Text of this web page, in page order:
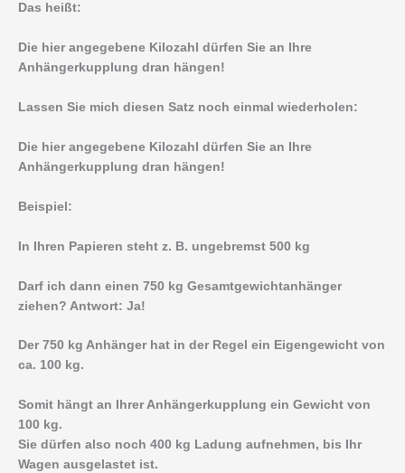
Das heißt:
Die hier angegebene Kilozahl dürfen Sie an Ihre
Anhängerkupplung dran hängen!
Lassen Sie mich diesen Satz noch einmal wiederholen:
Die hier angegebene Kilozahl dürfen Sie an Ihre
Anhängerkupplung dran hängen!
Beispiel:
In Ihren Papieren steht z. B. ungebremst 500 kg
Darf ich dann einen 750 kg Gesamtgewichtanhänger
ziehen? Antwort: Ja!
Der 750 kg Anhänger hat in der Regel ein Eigengewicht von
ca. 100 kg.
Somit hängt an Ihrer Anhängerkupplung ein Gewicht von
100 kg.
Sie dürfen also noch 400 kg Ladung aufnehmen, bis Ihr
Wagen ausgelastet ist.